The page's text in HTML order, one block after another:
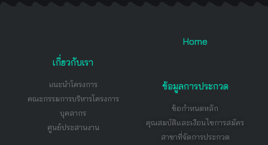
Home
เกี่ยวกับเรา
แนะนำโครงการ
คณะกรรมการบริหารโครงการ
บุคลากร
ศูนย์ประสานงาน
ข้อมูลการประกวด
ข้อกำหนดหลัก
คุณสมบัติและเงือนไขการสมัคร
สาขาที่จัดการประกวด